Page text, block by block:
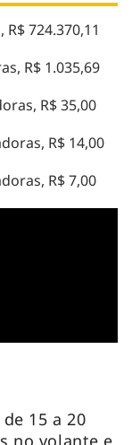
724.370,11
R$ 1.035,69
R$ 35,00
R$ 14,00
R$ 7,00
15 a 20
no volante e